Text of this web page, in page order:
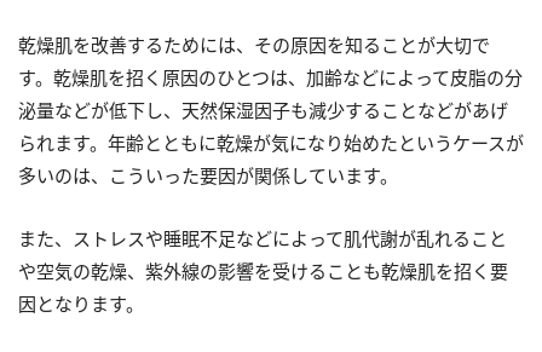
乾燥肌を改善するためには、その原因を知ることが大切で
す。乾燥肌を招く原因のひとつは、加齢などによって皮脂の分
泌量などが低下し、天然保湿因子も減少することなどがあげ
られます。年齢とともに乾燥が気になり始めたというケースが
多いのは、こういった要因が関係しています。
また、ストレスや睡眠不足などによって肌代謝が乱れること
や空気の乾燥、紫外線の影響を受けることも乾燥肌を招く要
因となります。